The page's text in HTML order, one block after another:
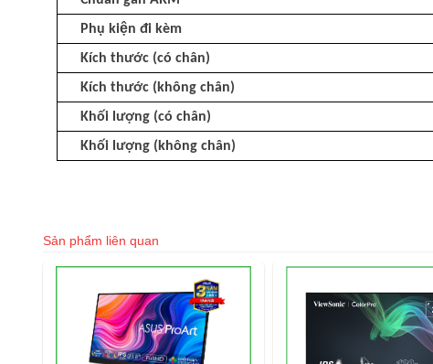
Phụ kiện đi kèm
Kích thước (có chân)
Kích thước (không chân)
Khối lượng (có chân)
Khối lượng (không chân)
Sản phẩm liên quan